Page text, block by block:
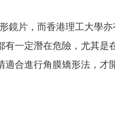
鏡片，而香港理工大學
一定潛在危險，尤其是
合進行角膜矯形法，才